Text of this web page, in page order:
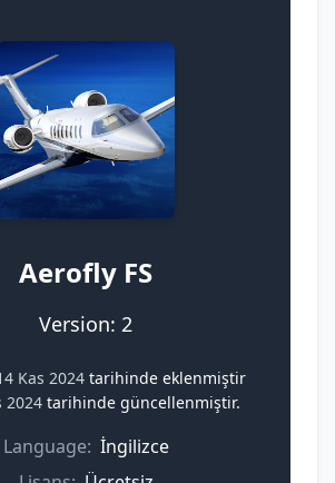
Aerofly FS
Version: 2
Kas 2024 tarihinde eklenmiştir
2024 tarihinde güncellenmiştir.
Language: İngilizce